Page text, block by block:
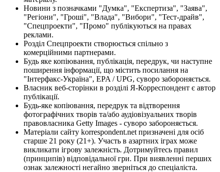
Новини з позначками "Думка", "Експертиза", "Заява",
"Регіони", "Гроші", "Влада", "Вибори", "Тест-драйв",
"Спецпроекти", "Промо" публікуються на правах
реклами.
Розділ Спецпроекти створюється спільно з
комерційними партнерами.
Будь яке копіювання, публікація, передрук, чи наступне
поширення інформації, що містить посилання на
"Інтерфакс-Україна", EPA / UPG, суворо забороняється.
Власник веб-сторінки в розділі Я-Корреспондент є автор
публікації.
Будь-яке копіювання, передрук та відтворення
фотографічних творів та/або аудіовізуальних творів
правовласника Getty Images - суворо забороняється.
Матеріали сайту korrespondent.net призначені для осіб
старше 21 року (21+). Участь в азартних іграх може
викликати ігрову залежність. Дотримуйтесь правил
(принципів) відповідальної гри. При виявленні перших
ознак залежності негайно зверніться до спеціаліста.